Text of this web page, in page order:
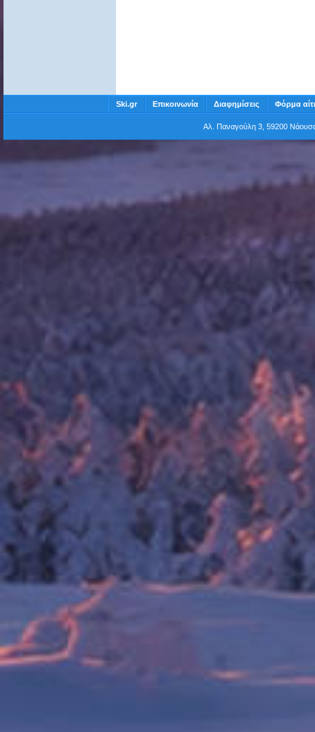
Ski.gr Επικοινωνία Διαφημίσεις Φόρμα
Αλ. Παναγούλη 3, 59200